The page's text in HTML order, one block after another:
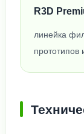
R3D
линейка
прототипов